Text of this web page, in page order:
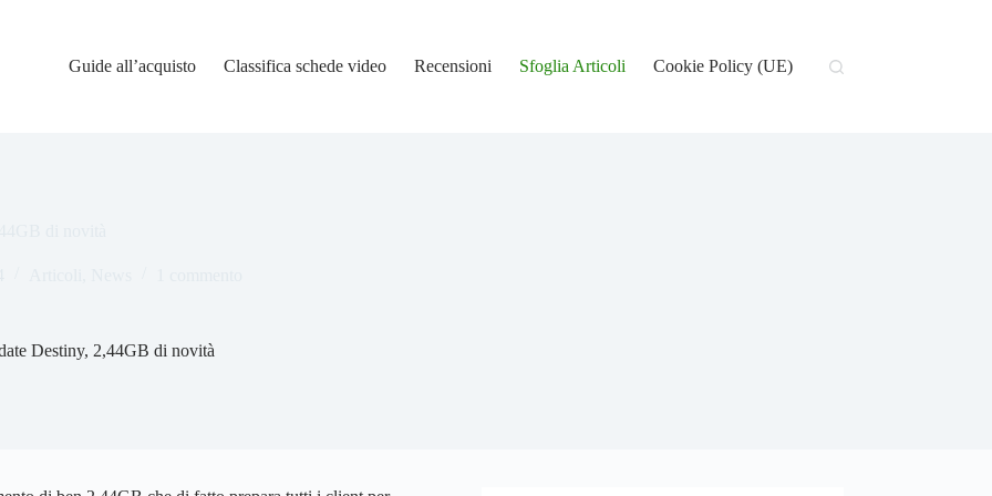
Guide all’acquisto
Classifica schede video Recensioni Sfoglia Articoli Cookie Policy (UE)
Destiny, 2,44GB di novità